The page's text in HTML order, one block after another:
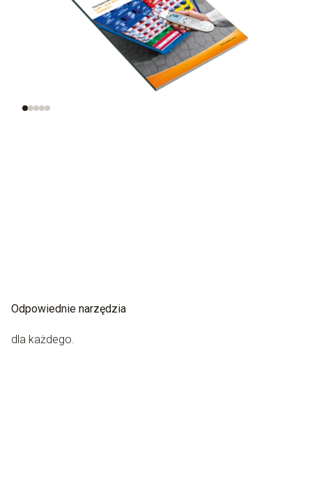
Prawidłowe
sprawdzenie
powietrza i produktu
Zoptymalizowane
metody pomiarowe
Odpowiednie narzędzia
dla każdego.